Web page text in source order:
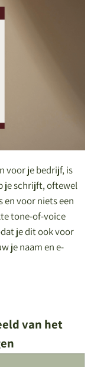
voor je bedrijf, is
je schrijft, oftewel
voor niets een
tone-of-voice
je dit ook voor
je naam en e-
van het